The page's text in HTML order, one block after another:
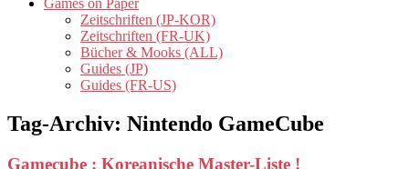
Games on Paper
Zeitschriften (JP-KOR)
Zeitschriften (FR-UK)
Bücher & Mooks (ALL)
Guides (JP)
Guides (FR-US)
Tag-Archiv: Nintendo GameCube
Gamecube : Koreanische Master-Liste !